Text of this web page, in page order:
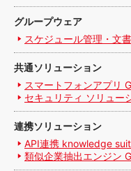
グループウェア
スケジュール管理・文
共通ソリューション
スマートフォンアプリ
セキュリティ ソリュー
連携ソリューション
API連携 knowledge
類似企業抽出エンジン